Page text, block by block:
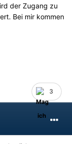
der Zugang zu
Bei mir kommen
3